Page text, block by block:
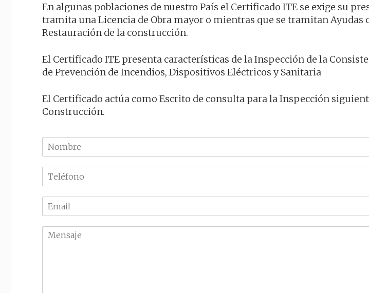
En algunas poblaciones de nuestro País el Certificado ITE se exige su
tramita una Licencia de Obra mayor o mientras que se tramitan Ayudas
Restauración de la construcción.
El Certificado ITE presenta características de la Inspección de la
de Prevención de Incendios, Dispositivos Eléctricos y Sanitaria
El Certificado actúa como Escrito de consulta para la Inspección
Construcción.
N
o
m
r
e
l
f
m
a
M